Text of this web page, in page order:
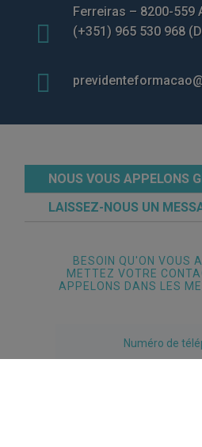
Ferreiras – 8200-559
 (+351) 965 530 968

NOUS VOUS APPELONS
LAISSEZ-NOUS UN
BESOIN QU'ON VOUS
METTEZ VOTRE
APPELONS DANS LES